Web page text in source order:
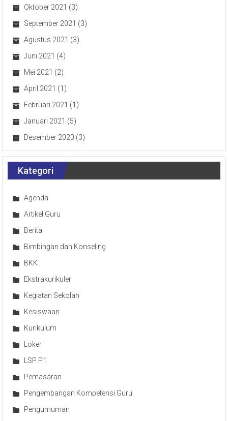
Oktober 2021 (3)
September 2021 (3)
Agustus 2021 (3)
Juni 2021 (4)
Mei 2021 (2)
April 2021 (1)
Februari 2021 (1)
Januari 2021 (5)
Desember 2020 (3)
Kategori
Agenda
Artikel Guru
Berita
Bimbingan dan Konseling
BKK
Ekstrakurikuler
Kegiatan Sekolah
Kesiswaan
Kurikulum
Loker
LSP P1
Pemasaran
Pengembangan Kompetensi Guru
Pengumuman